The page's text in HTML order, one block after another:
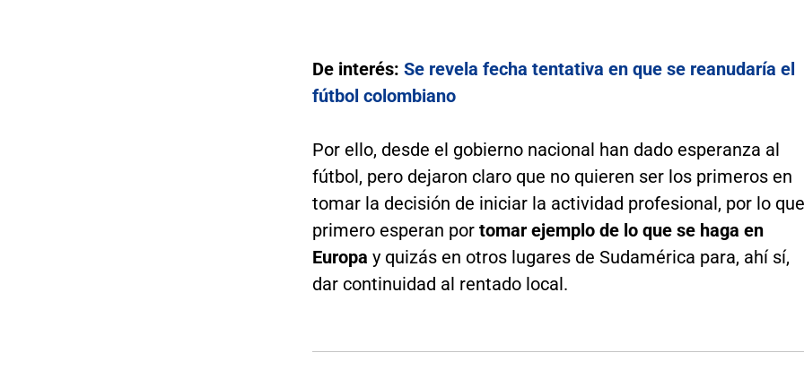
De interés: Se revela fecha tentativa en que se reanudaría el
fútbol colombiano
Por ello, desde el gobierno nacional han dado esperanza al
fútbol, pero dejaron claro que no quieren ser los primeros en
tomar la decisión de iniciar la actividad profesional, por lo que
primero esperan por tomar ejemplo de lo que se haga en
Europa y quizás en otros lugares de Sudamérica para, ahí sí,
dar continuidad al rentado local.